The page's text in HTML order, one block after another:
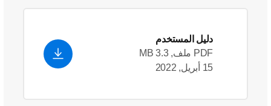
دليل المستخدم
PDF ملف, 3.3 MB
15 أبريل, 2022